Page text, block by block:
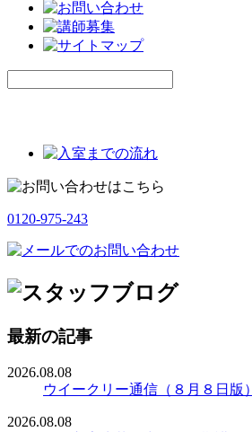
0120-975-243
最新の記事
2026.08.08
ウイークリー通信（８月８日版）
2026.08.08